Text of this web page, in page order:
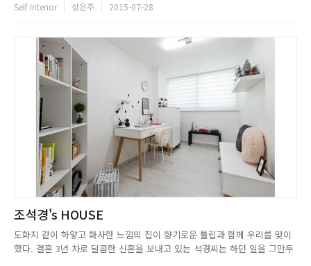
Self Interior 성은주 2015-07-28
조석경's HOUSE
도화지 같이 하얗고 화사한 느낌의 집이 향기로운 튤립과 함께 우리를 맞이
했다. 결혼 3년 차로 달콤한 신혼을 보내고 있는 석경씨는 하던 일을 그만두